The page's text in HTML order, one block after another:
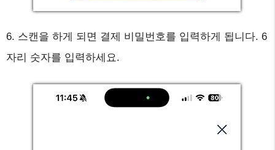
6. 스캔을 하게 되면 결제 비밀번호를 입력하게 됩니다. 6
자리 숫자를 입력하세요.